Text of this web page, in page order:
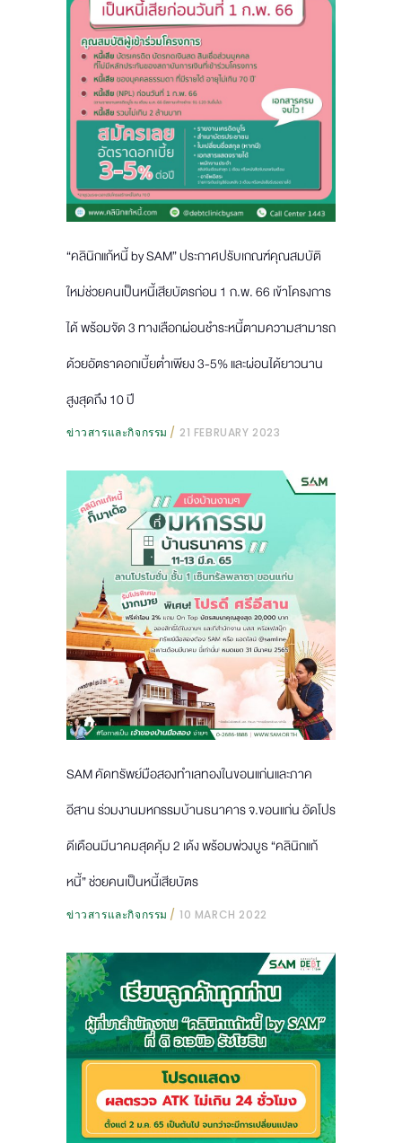
“คลินิกแก้หนี้ by SAM” ประกาศปรับเกณฑ์คุณสมบัติ
ใหม่ช่วยคนเป็นหนี้เสียบัตรก่อน 1 ก.พ. 66 เข้าโครงการ
ได้ พร้อมจัด 3 ทางเลือกผ่อนชำระหนี้ตามความสามารถ
ด้วยอัตราดอกเบี้ยต่ำเพียง 3-5% และผ่อนได้ยาวนาน
สูงสุดถึง 10 ปี
ข่าวสารและกิจกรรม 21 FEBRUARY 2023
SAM คัดทรัพย์มือสองทำเลทองในขอนแก่นและภาค
อีสาน ร่วมงานมหกรรมบ้านธนาคาร จ.ขอนแก่น อัดโปร
ดีเดือนมีนาคมสุดคุ้ม 2 เด้ง พร้อมพ่วงบูธ “คลินิกแก้
หนี้” ช่วยคนเป็นหนี้เสียบัตร
ข่าวสารและกิจกรรม 10 MARCH 2022